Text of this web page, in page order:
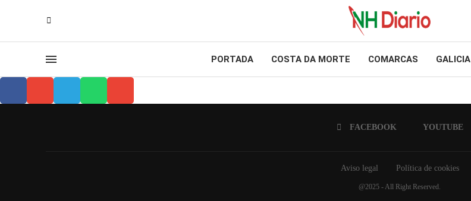
PORTADA COSTA DA MORTE COMARCAS GALICIA
FACEBOOK YOUTUBE
Aviso legal Política de cookies
@2025 - All Right Reserved.